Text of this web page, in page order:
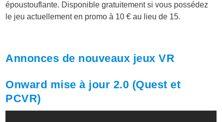
époustouflante. Disponible gratuitement si vous possédez
le jeu actuellement en promo à 10 € au lieu de 15.
Annonces de nouveaux jeux VR
Onward mise à jour 2.0 (Quest et
PCVR)